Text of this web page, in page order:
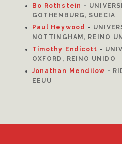
Bo Rothstein -
GOTHENBURG, SUECIA
Paul Heywood -
NOTTINGHAM, REINO
Timothy Endicott -
OXFORD, REINO UNIDO
Jonathan Mendilow -
EEUU